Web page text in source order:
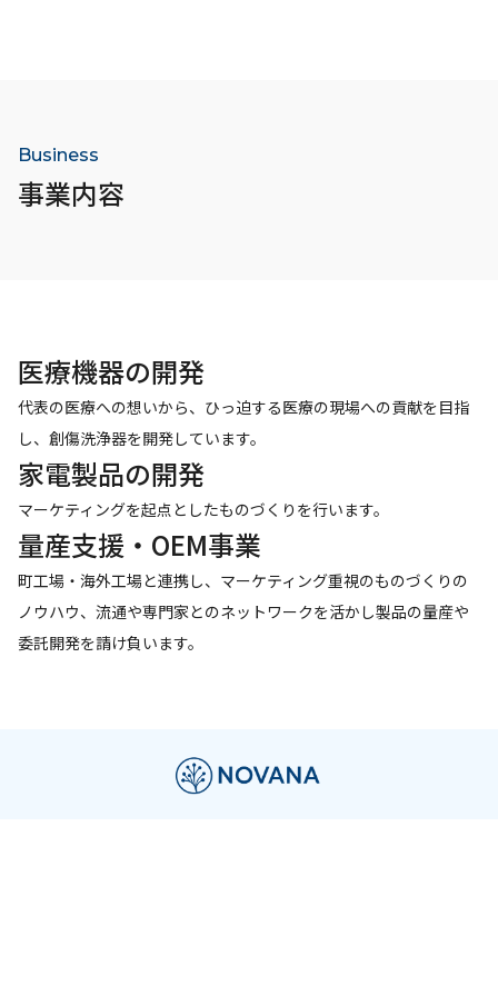
Business
事業内容
医療機器の開発
代表の​医療への想いから、ひっ迫する医療の現場への貢献を目指
し、創傷洗浄器を開発しています。
家電製品の開発
マーケティングを起点としたものづくりを行います。
量産支援・OEM事業
町工場・海外工場と連携し、マーケティング重視のものづくりの
ノウハウ、流通や専門家とのネットワークを活かし製品の量産や
委託開発を請け負います。